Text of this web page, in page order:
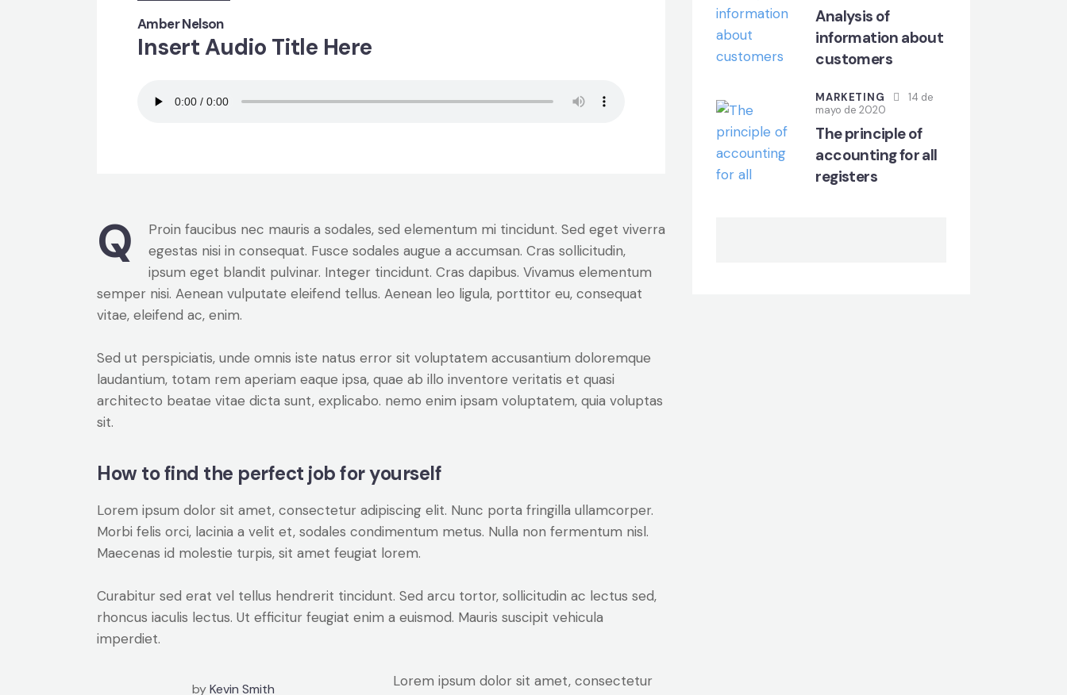
Amber Nelson
Insert Audio Title Here
Q
Proin faucibus nec mauris a sodales, sed elementum mi tincidunt. Sed eget viverra
egestas nisi in consequat. Fusce sodales augue a accumsan. Cras sollicitudin,
ipsum eget blandit pulvinar. Integer tincidunt. Cras dapibus. Vivamus elementum
semper nisi. Aenean vulputate eleifend tellus. Aenean leo ligula, porttitor eu, consequat
vitae, eleifend ac, enim.
Sed ut perspiciatis, unde omnis iste natus error sit voluptatem accusantium doloremque
laudantium, totam rem aperiam eaque ipsa, quae ab illo inventore veritatis et quasi
architecto beatae vitae dicta sunt, explicabo. nemo enim ipsam voluptatem, quia voluptas
sit.
How to find the perfect job for yourself
Lorem ipsum dolor sit amet, consectetur adipiscing elit. Nunc porta fringilla ullamcorper.
Morbi felis orci, lacinia a velit et, sodales condimentum metus. Nulla non fermentum nisl.
Maecenas id molestie turpis, sit amet feugiat lorem.
Curabitur sed erat vel tellus hendrerit tincidunt. Sed arcu tortor, sollicitudin ac lectus sed,
rhoncus iaculis lectus. Ut efficitur feugiat enim a euismod. Mauris suscipit vehicula
imperdiet.
byKevin Smith
Lorem ipsum dolor sit amet, consectetur
Analysis of
information about
customers
MARKETING
14 de
mayo de 2020
The principle of
accounting for all
registers